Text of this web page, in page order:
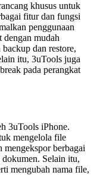
khusus untuk
fitur dan fungsi
penggunaan
mudah
dan restore,
itu, 3uTools juga
pada perangkat
3uTools iPhone.
mengelola file
mengekspor berbagai
Selain itu,
mengubah nama file,